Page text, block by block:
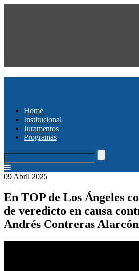
Home
Institucional
Juramentos
Programas
09 Abril 2025
En TOP de Los Ángeles
de veredicto en causa
Andrés Contreras Alarcón